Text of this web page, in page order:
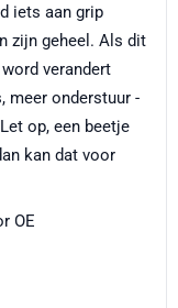
iets aan grip
zijn geheel. Als dit
verandert
meer onderstuur -
op, een beetje
kan dat voor
OE